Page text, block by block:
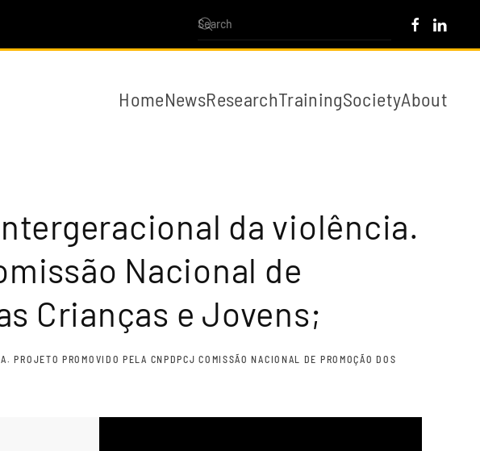
HomeNewsResearchTrainingSocietyAbout
da violência.
Nacional de
Crianças e Jovens;
PROMOVIDO PELA CNPDPCJ COMISSÃO NACIONAL DE PROMOÇÃO DOS